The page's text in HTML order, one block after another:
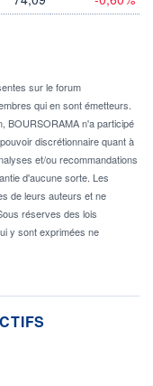
sur le forum
qui en sont émetteurs.
BOURSORAMA n'a participé
discrétionnaire quant à
et/ou recommandations
d'aucune sorte. Les
de leurs auteurs et ne
réserves des lois
y sont exprimées ne